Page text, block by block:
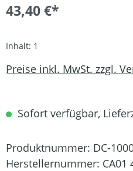
43,40 €*
Inhalt: 1
Preise inkl. MwSt. zzgl.
Sofort verfügbar,
Produktnummer: DC-
Herstellernummer: CA01